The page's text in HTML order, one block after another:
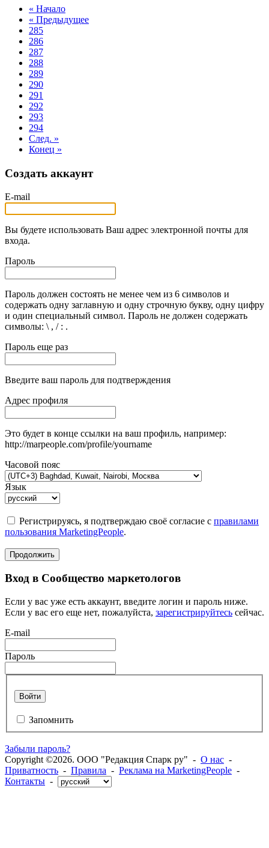
« Начало
« Предыдущее
285
286
287
288
289
290
291
292
293
294
След. »
Конец »
Создать аккаунт
E-mail
Вы будете использовать Ваш адрес электронной почты для
входа.
Пароль
Пароль должен состоять не менее чем из 6 символов и
содержать одну заглавную и одну строчную букву, одну цифру
и один специальный символ. Пароль не должен содержать
символы: \ , / : .
Пароль еще раз
Введите ваш пароль для подтверждения
Адрес профиля
Это будет в конце ссылки на ваш профиль, например:
http://marpeople.com/profile/yourname
Часовой пояс
Язык
Регистрируясь, я подтверждаю своё согласие с правилами
пользования MarketingPeople.
Продолжить
Вход в Сообщество маркетологов
Если у вас уже есть аккаунт, введите логин и пароль ниже.
Если у вас его еще нет, пожалуйста, зарегистрируйтесь сейчас.
E-mail
Пароль
Войти
Запомнить
Забыли пароль?
Copyright ©2026. ООО "Редакция Спарк ру" - О нас -
Приватность - Правила - Реклама на MarketingPeople -
Контакты -